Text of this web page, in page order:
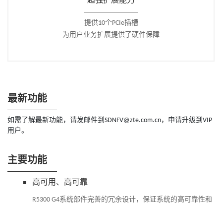
提供10个PCIe插槽
为用户业务扩展提供了硬件保障
最新功能
如需了解最新功能，请发邮件到SDNFV@zte.com.cn，申请升级到VIP
用户。
主要功能
高可用、高可靠
R5300 G4系统部件完善的冗余设计，保证系统的高可靠性和